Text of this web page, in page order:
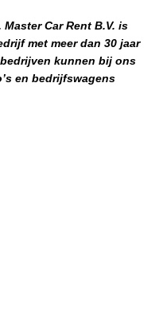
Car Rent B.V. is
met meer dan 30 jaar
kunnen bij ons
en bedrijfswagens